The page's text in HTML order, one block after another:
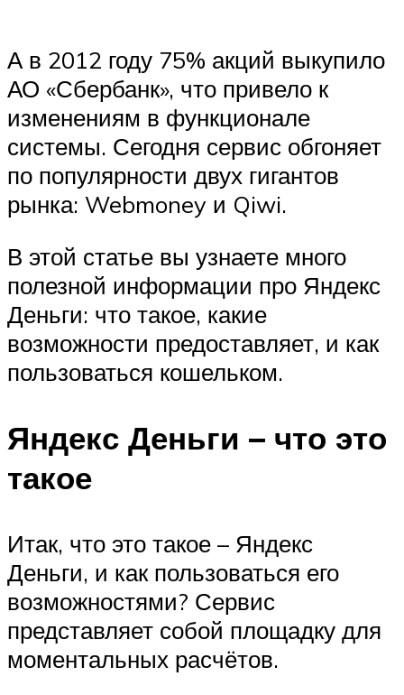
А в 2012 году 75% акций выкупило
АО «Сбербанк», что привело к
изменениям в функционале
системы. Сегодня сервис обгоняет
по популярности двух гигантов
рынка: Webmoney и Qiwi.
В этой статье вы узнаете много
полезной информации про Яндекс
Деньги: что такое, какие
возможности предоставляет, и как
пользоваться кошельком.
Яндекс Деньги – что это
такое
Итак, что это такое – Яндекс
Деньги, и как пользоваться его
возможностями? Сервис
представляет собой площадку для
моментальных расчётов.